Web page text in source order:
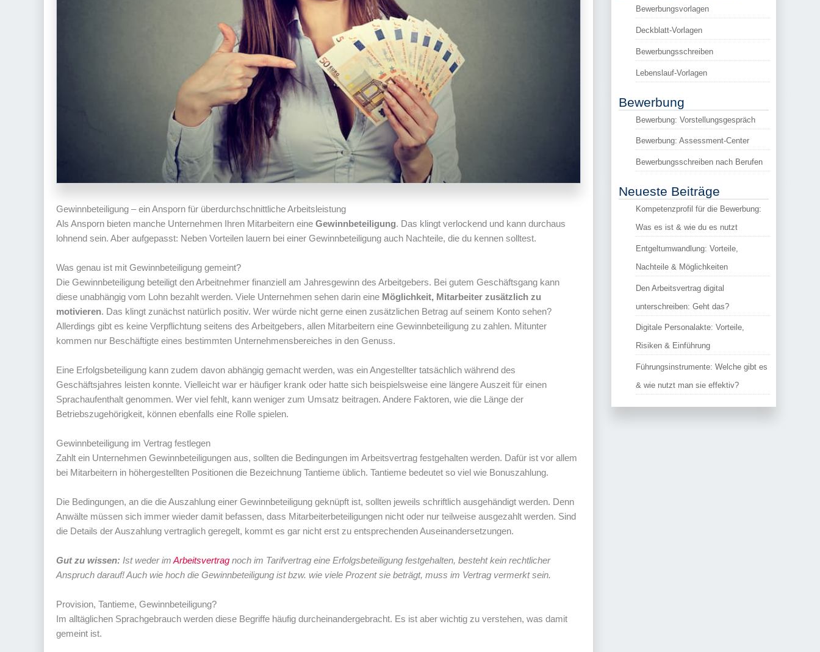
Gewinnbeteiligung – ein Ansporn für überdurchschnittliche Arbeitsleistung
Als Ansporn bieten manche Unternehmen Ihren Mitarbeitern eine Gewinnbeteiligung. Das klingt verlockend und kann durchaus
lohnend sein. Aber aufgepasst: Neben Vorteilen lauern bei einer Gewinnbeteiligung auch Nachteile, die du kennen solltest.
Was genau ist mit Gewinnbeteiligung gemeint?
Die Gewinnbeteiligung beteiligt den Arbeitnehmer finanziell am Jahresgewinn des Arbeitgebers. Bei gutem Geschäftsgang kann
diese unabhängig vom Lohn bezahlt werden. Viele Unternehmen sehen darin eine Möglichkeit, Mitarbeiter zusätzlich zu
motivieren. Das klingt zunächst natürlich positiv. Wer würde nicht gerne einen zusätzlichen Betrag auf seinem Konto sehen?
Allerdings gibt es keine Verpflichtung seitens des Arbeitgebers, allen Mitarbeitern eine Gewinnbeteiligung zu zahlen. Mitunter
kommen nur Beschäftigte eines bestimmten Unternehmensbereiches in den Genuss.
Eine Erfolgsbeteiligung kann zudem davon abhängig gemacht werden, was ein Angestellter tatsächlich während des
Geschäftsjahres leisten konnte. Vielleicht war er häufiger krank oder hatte sich beispielsweise eine längere Auszeit für einen
Sprachaufenthalt genommen. Wer viel fehlt, kann weniger zum Umsatz beitragen. Andere Faktoren, wie die Länge der
Betriebszugehörigkeit, können ebenfalls eine Rolle spielen.
Gewinnbeteiligung im Vertrag festlegen
Zahlt ein Unternehmen Gewinnbeteiligungen aus, sollten die Bedingungen im Arbeitsvertrag festgehalten werden. Dafür ist vor allem
bei Mitarbeitern in höhergestellten Positionen die Bezeichnung Tantieme üblich. Tantieme bedeutet so viel wie Bonuszahlung.
Die Bedingungen, an die die Auszahlung einer Gewinnbeteiligung geknüpft ist, sollten jeweils schriftlich ausgehändigt werden. Denn
Anwälte müssen sich immer wieder damit befassen, dass Mitarbeiterbeteiligungen nicht oder nur teilweise ausgezahlt werden. Sind
die Details der Auszahlung vertraglich geregelt, kommt es gar nicht erst zu entsprechenden Auseinandersetzungen.
Gut zu wissen: Ist weder im Arbeitsvertrag noch im Tarifvertrag eine Erfolgsbeteiligung festgehalten, besteht kein rechtlicher
Anspruch darauf! Auch wie hoch die Gewinnbeteiligung ist bzw. wie viele Prozent sie beträgt, muss im Vertrag vermerkt sein.
Provision, Tantieme, Gewinnbeteiligung?
Im alltäglichen Sprachgebrauch werden diese Begriffe häufig durcheinandergebracht. Es ist aber wichtig zu verstehen, was damit
gemeint ist.
Bewerbungsvorlagen
Deckblatt-Vorlagen
Bewerbungsschreiben
Lebenslauf-Vorlagen
Bewerbung
Bewerbung: Vorstellungsgespräch
Bewerbung: Assessment-Center
Bewerbungsschreiben nach Berufen
Neueste Beiträge
Kompetenzprofil für die Bewerbung:
Was es ist & wie du es nutzt
Entgeltumwandlung: Vorteile,
Nachteile & Möglichkeiten
Den Arbeitsvertrag digital
unterschreiben: Geht das?
Digitale Personalakte: Vorteile,
Risiken & Einführung
Führungsinstrumente: Welche gibt es
& wie nutzt man sie effektiv?